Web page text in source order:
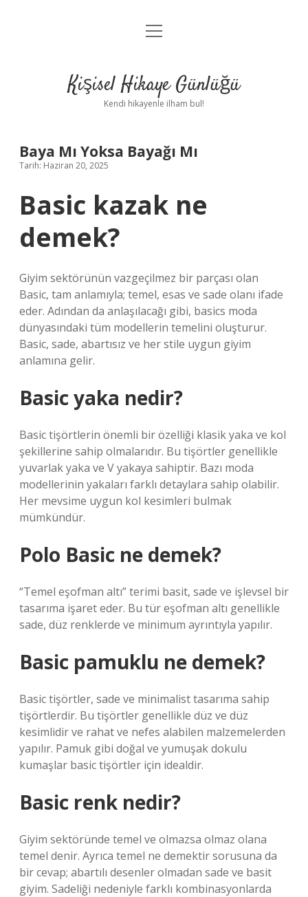
Anasayfa
Yasal Uyarı
menüyü
Kişisel Hikaye Günlüğü
Kendi hikayenle ilham bul!
Baya Mı Yoksa Bayağı Mı
Tarih: Haziran 20, 2025
Basic kazak ne
demek?
Giyim sektörünün vazgeçilmez bir parçası olan
Basic, tam anlamıyla; temel, esas ve sade olanı ifade
eder. Adından da anlaşılacağı gibi, basics moda
dünyasındaki tüm modellerin temelini oluşturur.
Basic, sade, abartısız ve her stile uygun giyim
anlamına gelir.
Basic yaka nedir?
Basic tişörtlerin önemli bir özelliği klasik yaka ve kol
şekillerine sahip olmalarıdır. Bu tişörtler genellikle
yuvarlak yaka ve V yakaya sahiptir. Bazı moda
modellerinin yakaları farklı detaylara sahip olabilir.
Her mevsime uygun kol kesimleri bulmak
mümkündür.
Polo Basic ne demek?
“Temel eşofman altı” terimi basit, sade ve işlevsel bir
tasarıma işaret eder. Bu tür eşofman altı genellikle
sade, düz renklerde ve minimum ayrıntıyla yapılır.
Basic pamuklu ne demek?
Basic tişörtler, sade ve minimalist tasarıma sahip
tişörtlerdir. Bu tişörtler genellikle düz ve düz
kesimlidir ve rahat ve nefes alabilen malzemelerden
yapılır. Pamuk gibi doğal ve yumuşak dokulu
kumaşlar basic tişörtler için idealdir.
Basic renk nedir?
Giyim sektöründe temel ve olmazsa olmaz olana
temel denir. Ayrıca temel ne demektir sorusuna da
bir cevap; abartılı desenler olmadan sade ve basit
giyim. Sadeliği nedeniyle farklı kombinasyonlarda